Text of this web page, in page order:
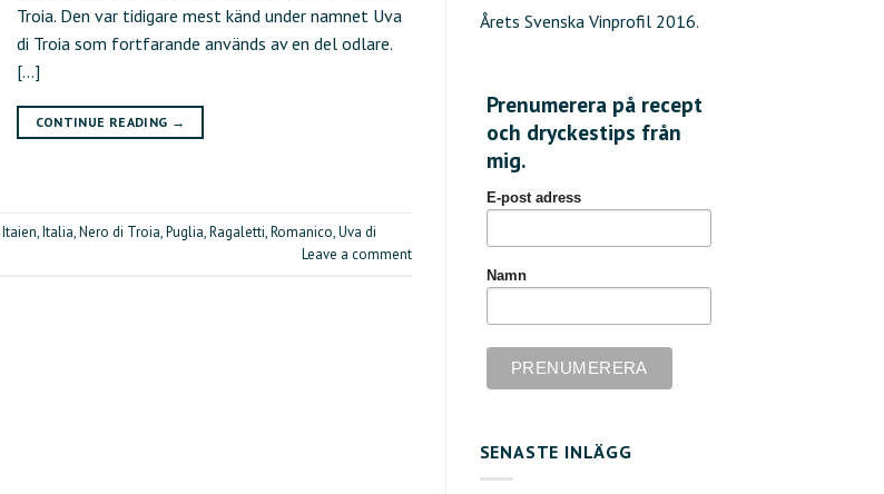
Troia. Den var tidigare mest känd under namnet Uva
di Troia som fortfarande används av en del odlare.
[…]
CONTINUE READING →
Itaien,Italia,Nero di Troia,Puglia,Ragaletti,Romanico,Uva di
Leave a comment
Årets Svenska Vinprofil 2016.
Prenumerera på recept
och dryckestips från
mig.
E-post adress
Namn
SENASTE INLÄGG